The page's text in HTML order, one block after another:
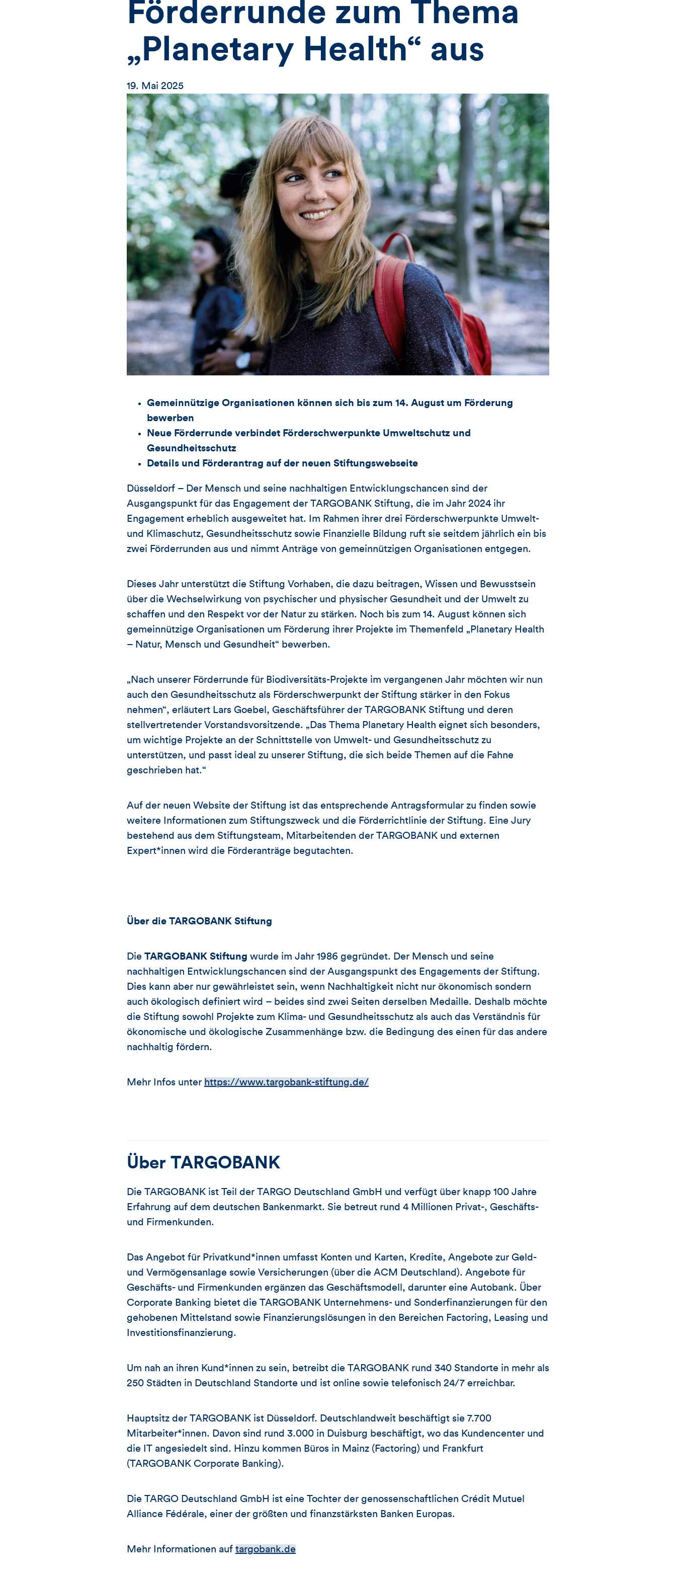
Förderrunde zum Thema
„Planetary Health“ aus
19. Mai 2025
Gemeinnützige Organisationen können sich bis zum 14. August um Förderung
bewerben
Neue Förderrunde verbindet Förderschwerpunkte Umweltschutz und
Gesundheitsschutz
Details und Förderantrag auf der neuen Stiftungswebseite
Düsseldorf – Der Mensch und seine nachhaltigen Entwicklungschancen sind der
Ausgangspunkt für das Engagement der TARGOBANK Stiftung, die im Jahr 2024 ihr
Engagement erheblich ausgeweitet hat. Im Rahmen ihrer drei Förderschwerpunkte Umwelt-
und Klimaschutz, Gesundheitsschutz sowie Finanzielle Bildung ruft sie seitdem jährlich ein bis
zwei Förderrunden aus und nimmt Anträge von gemeinnützigen Organisationen entgegen.
Dieses Jahr unterstützt die Stiftung Vorhaben, die dazu beitragen, Wissen und Bewusstsein
über die Wechselwirkung von psychischer und physischer Gesundheit und der Umwelt zu
schaffen und den Respekt vor der Natur zu stärken. Noch bis zum 14. August können sich
gemeinnützige Organisationen um Förderung ihrer Projekte im Themenfeld „Planetary Health
– Natur, Mensch und Gesundheit“ bewerben.
„Nach unserer Förderrunde für Biodiversitäts-Projekte im vergangenen Jahr möchten wir nun
auch den Gesundheitsschutz als Förderschwerpunkt der Stiftung stärker in den Fokus
nehmen“, erläutert Lars Goebel, Geschäftsführer der TARGOBANK Stiftung und deren
stellvertretender Vorstandsvorsitzende. „Das Thema Planetary Health eignet sich besonders,
um wichtige Projekte an der Schnittstelle von Umwelt- und Gesundheitsschutz zu
unterstützen, und passt ideal zu unserer Stiftung, die sich beide Themen auf die Fahne
geschrieben hat.“
Auf der neuen Website der Stiftung ist das entsprechende Antragsformular zu finden sowie
weitere Informationen zum Stiftungszweck und die Förderrichtlinie der Stiftung. Eine Jury
bestehend aus dem Stiftungsteam, Mitarbeitenden der TARGOBANK und externen
Expert*innen wird die Förderanträge begutachten.
Über die TARGOBANK Stiftung
Die TARGOBANK Stiftung wurde im Jahr 1986 gegründet. Der Mensch und seine
nachhaltigen Entwicklungschancen sind der Ausgangspunkt des Engagements der Stiftung.
Dies kann aber nur gewährleistet sein, wenn Nachhaltigkeit nicht nur ökonomisch sondern
auch ökologisch definiert wird – beides sind zwei Seiten derselben Medaille. Deshalb möchte
die Stiftung sowohl Projekte zum Klima- und Gesundheitsschutz als auch das Verständnis für
ökonomische und ökologische Zusammenhänge bzw. die Bedingung des einen für das andere
nachhaltig fördern.
Mehr Infos unter https://www.targobank-stiftung.de/
Über TARGOBANK
Die TARGOBANK ist Teil der TARGO Deutschland GmbH und verfügt über knapp 100 Jahre
Erfahrung auf dem deutschen Bankenmarkt. Sie betreut rund 4 Millionen Privat-, Geschäfts-
und Firmenkunden.
Das Angebot für Privatkund*innen umfasst Konten und Karten, Kredite, Angebote zur Geld-
und Vermögensanlage sowie Versicherungen (über die ACM Deutschland). Angebote für
Geschäfts- und Firmenkunden ergänzen das Geschäftsmodell, darunter eine Autobank. Über
Corporate Banking bietet die TARGOBANK Unternehmens- und Sonderfinanzierungen für den
gehobenen Mittelstand sowie Finanzierungslösungen in den Bereichen Factoring, Leasing und
Investitionsfinanzierung.
Um nah an ihren Kund*innen zu sein, betreibt die TARGOBANK rund 340 Standorte in mehr als
250 Städten in Deutschland Standorte und ist online sowie telefonisch 24/7 erreichbar.
Hauptsitz der TARGOBANK ist Düsseldorf. Deutschlandweit beschäftigt sie 7.700
Mitarbeiter*innen. Davon sind rund 3.000 in Duisburg beschäftigt, wo das Kundencenter und
die IT angesiedelt sind. Hinzu kommen Büros in Mainz (Factoring) und Frankfurt
(TARGOBANK Corporate Banking).
Die TARGO Deutschland GmbH ist eine Tochter der genossenschaftlichen Crédit Mutuel
Alliance Fédérale, einer der größten und finanzstärksten Banken Europas.
Mehr Informationen auf targobank.de